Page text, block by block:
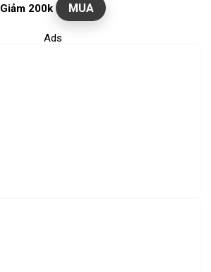
Giảm 200k MUA
Ads